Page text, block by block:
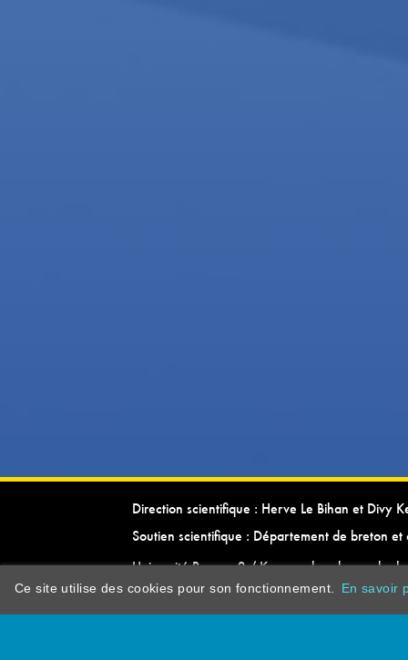
Direction scientifique : Herve Le Bihan et Divy
Soutien scientifique : Département de breton et
Université Rennes 2 / Kevrenn brezhoneg ha
Ce site utilise des cookies pour son fonctionnement. En savoir